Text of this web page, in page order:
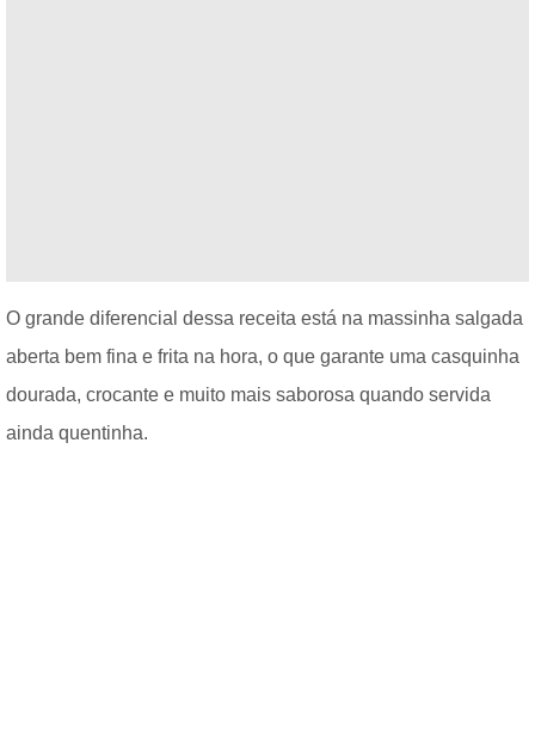
O grande diferencial dessa receita está na massinha salgada
aberta bem fina e frita na hora, o que garante uma casquinha
dourada, crocante e muito mais saborosa quando servida
ainda quentinha.